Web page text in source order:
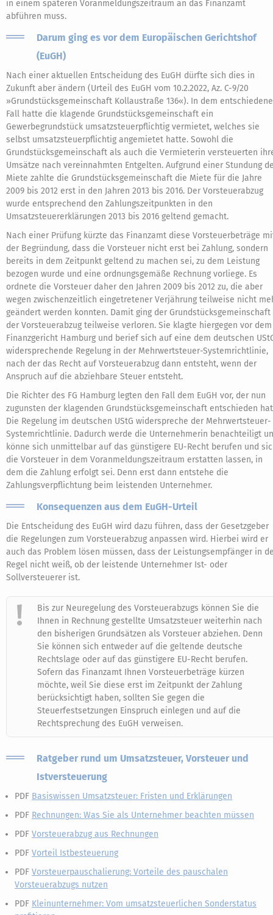
in einem späteren Voranmeldungszeitraum an das Finanzamt
abführen muss.
Darum ging es vor dem Europäischen Gerichtshof
(EuGH)
Nach einer aktuellen Entscheidung des EuGH dürfte sich dies in
Zukunft aber ändern (Urteil des EuGH vom 10.2.2022, Az. C-9/20
»Grundstücksgemeinschaft Kollaustraße 136«). In dem
Fall hatte die klagende Grundstücksgemeinschaft ein
Gewerbegrundstück umsatzsteuerpflichtig vermietet, welches sie
selbst umsatzsteuerpflichtig angemietet hatte. Sowohl die
Grundstücksgemeinschaft als auch die Vermieterin versteuerten
Umsätze nach vereinnahmten Entgelten. Aufgrund einer Stundung
Miete zahlte die Grundstücksgemeinschaft die Miete für die Jahre
2009 bis 2012 erst in den Jahren 2013 bis 2016. Der Vorsteuerabzug
wurde entsprechend den Zahlungszeitpunkten in den
Umsatzsteuererklärungen 2013 bis 2016 geltend gemacht.
Nach einer Prüfung kürzte das Finanzamt diese Vorsteuerbeträge
der Begründung, dass die Vorsteuer nicht erst bei Zahlung, sondern
bereits in dem Zeitpunkt geltend zu machen sei, zu dem Leistung
bezogen wurde und eine ordnungsgemäße Rechnung vorliege. Es
ordnete die Vorsteuer daher den Jahren 2009 bis 2012 zu, die aber
wegen zwischenzeitlich eingetretener Verjährung teilweise nicht
geändert werden konnten. Damit ging der Grundstücksgemeinschaft
der Vorsteuerabzug teilweise verloren. Sie klagte hiergegen vor dem
Finanzgericht Hamburg und berief sich auf eine dem deutschen
widersprechende Regelung in der Mehrwertsteuer-Systemrichtlinie,
nach der das Recht auf Vorsteuerabzug dann entsteht, wenn der
Anspruch auf die abziehbare Steuer entsteht.
Die Richter des FG Hamburg legten den Fall dem EuGH vor, der nun
zugunsten der klagenden Grundstücksgemeinschaft entschieden
Die Regelung im deutschen UStG widerspreche der Mehrwertsteuer-
Systemrichtlinie. Dadurch werde die Unternehmerin benachteiligt
könne sich unmittelbar auf das günstigere EU-Recht berufen und
die Vorsteuer in dem Voranmeldungszeitraum erstatten lassen, in
dem die Zahlung erfolgt sei. Denn erst dann entstehe die
Zahlungsverpflichtung beim leistenden Unternehmer.
Konsequenzen aus dem EuGH-Urteil
Die Entscheidung des EuGH wird dazu führen, dass der Gesetzgeber
die Regelungen zum Vorsteuerabzug anpassen wird. Hierbei wird er
auch das Problem lösen müssen, dass der Leistungsempfänger in
Regel nicht weiß, ob der leistende Unternehmer Ist- oder
Sollversteuerer ist.
Bis zur Neuregelung des Vorsteuerabzugs können Sie die
Ihnen in Rechnung gestellte Umsatzsteuer weiterhin nach
den bisherigen Grundsätzen als Vorsteuer abziehen. Denn
Sie können sich entweder auf die geltende deutsche
Rechtslage oder auf das günstigere EU-Recht berufen.
Sofern das Finanzamt Ihnen Vorsteuerbeträge kürzen
möchte, weil Sie diese erst im Zeitpunkt der Zahlung
berücksichtigt haben, sollten Sie gegen die
Steuerfestsetzungen Einspruch einlegen und auf die
Rechtsprechung des EuGH verweisen.
Ratgeber rund um Umsatzsteuer, Vorsteuer und
Istversteuerung
PDF Basiswissen Umsatzsteuer: Fristen und Erklärungen
PDF Rechnungen: Was Sie als Unternehmer beachten müssen
PDF Vorsteuerabzug aus Rechnungen
PDF Vorteil Istbesteuerung
PDF Vorsteuerpauschalierung: Vorteile des pauschalen
Vorsteuerabzugs nutzen
PDF Kleinunternehmer: Vom umsatzsteuerlichen Sonderstatus